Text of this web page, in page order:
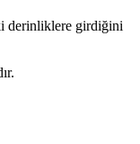
derinliklere girdiğini